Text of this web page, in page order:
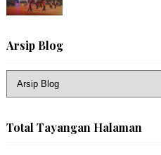
Arsip Blog
Total Tayangan Halaman